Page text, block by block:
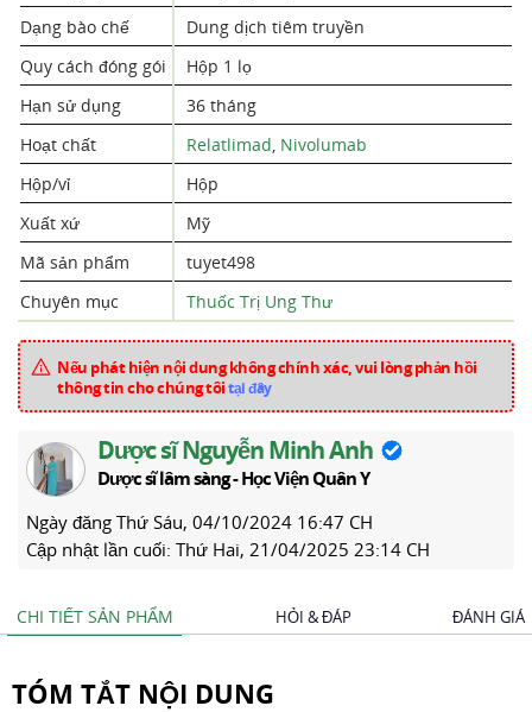
Dạng bào chế
Dung dịch tiêm truyền
Quy cách đóng gói
Hộp 1 lọ
Hạn sử dụng
36 tháng
Hoạt chất
Relatlimad, Nivolumab
Hộp/vỉ
Hộp
Xuất xứ
Mỹ
Mã sản phẩm
tuyet498
Chuyên mục
Thuốc Trị Ung Thư
Nếu phát hiện nội dung không chính xác, vui lòng phản hồi
thông tin cho chúng tôitại đây
Dược sĩ Nguyễn Minh Anh
Dược sĩ lâm sàng - Học Viện Quân Y
Ngày đăng Thứ Sáu, 04/10/2024 16:47 CH
Cập nhật lần cuối: Thứ Hai, 21/04/2025 23:14 CH
CHI TIẾT SẢN PHẨM HỎI & ĐÁP ĐÁNH GIÁ
TÓM TẮT NỘI DUNG